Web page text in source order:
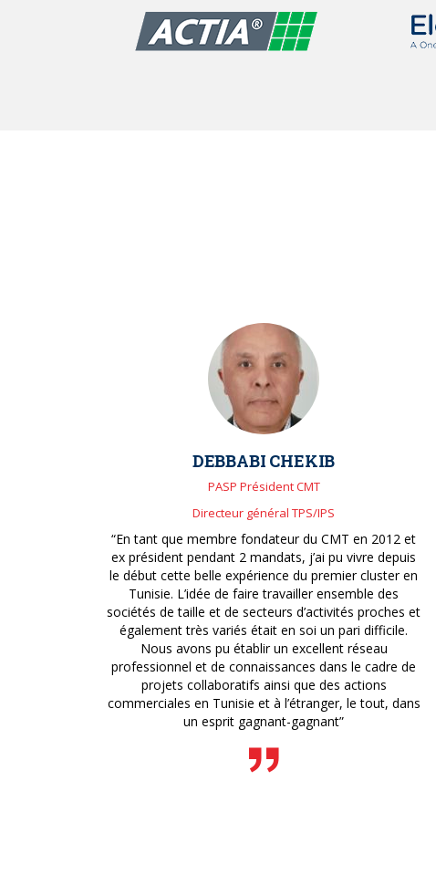
DEBBABI CHEKIB
PASP Président CMT
Directeur général TPS/IPS
“En tant que membre fondateur du CMT en 2012 et
ex président pendant 2 mandats, j’ai pu vivre depuis
le début cette belle expérience du premier cluster en
Tunisie. L’idée de faire travailler ensemble des
sociétés de taille et de secteurs d’activités proches et
également très variés était en soi un pari difficile.
Nous avons pu établir un excellent réseau
professionnel et de connaissances dans le cadre de
projets collaboratifs ainsi que des actions
commerciales en Tunisie et à l’étranger, le tout, dans
un esprit gagnant-gagnant”